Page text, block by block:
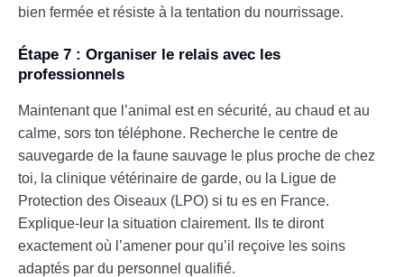
bien fermée et résiste à la tentation du nourrissage.
Étape 7 : Organiser le relais avec les
professionnels
Maintenant que l’animal est en sécurité, au chaud et au
calme, sors ton téléphone. Recherche le centre de
sauvegarde de la faune sauvage le plus proche de chez
toi, la clinique vétérinaire de garde, ou la Ligue de
Protection des Oiseaux (LPO) si tu es en France.
Explique-leur la situation clairement. Ils te diront
exactement où l’amener pour qu’il reçoive les soins
adaptés par du personnel qualifié.